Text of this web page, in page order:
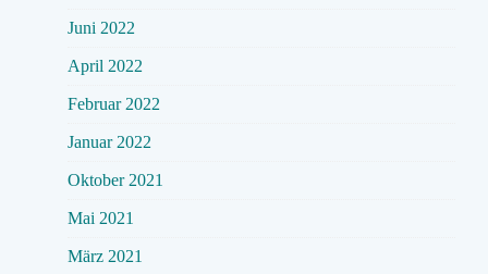
Juni 2022
April 2022
Februar 2022
Januar 2022
Oktober 2021
Mai 2021
März 2021